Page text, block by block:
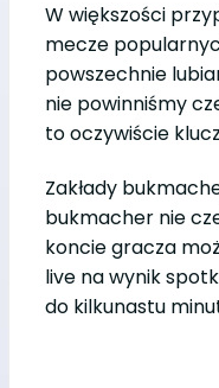
W większości
mecze
powszechnie
nie powinniśmy
to oczywiście
Zakłady
bukmacher nie
koncie gracza
live na wynik
do kilkunastu